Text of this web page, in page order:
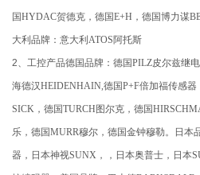
国HYDAC贺德克，德国E+H ，德国博力谋
大利品牌：意大利ATOS阿托斯
2、工控产品德国品牌：德国PILZ皮尔兹继
海德汉HEIDENHAIN,德国P+F倍加福传感器
SICK ，德国TURCH图尔克，德国
乐，德国MURR穆尔，德国金钟穆勒。日本
器，日本神视SUNX ，，日本奥普士，日本